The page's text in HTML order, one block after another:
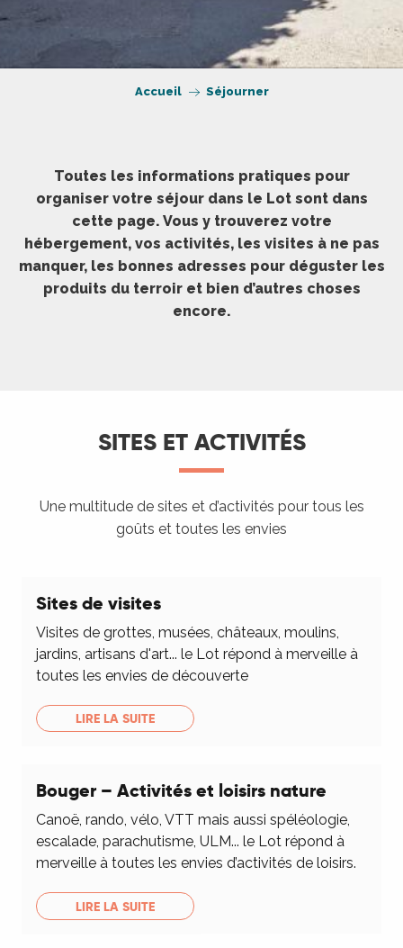
Accueil Séjourner
Toutes les informations pratiques pour
organiser votre séjour dans le Lot sont dans
cette page. Vous y trouverez votre
hébergement, vos activités, les visites à ne pas
manquer, les bonnes adresses pour déguster les
produits du terroir et bien d’autres choses
encore.
SITES ET ACTIVITÉS
Une multitude de sites et d’activités pour tous les
goûts et toutes les envies
Sites de visites
Visites de grottes, musées, châteaux, moulins,
jardins, artisans d'art... le Lot répond à merveille à
toutes les envies de découverte
LIRE LA SUITE
Bouger – Activités et loisirs nature
Canoë, rando, vélo, VTT mais aussi spéléologie,
escalade, parachutisme, ULM... le Lot répond à
merveille à toutes les envies d’activités de loisirs.
LIRE LA SUITE